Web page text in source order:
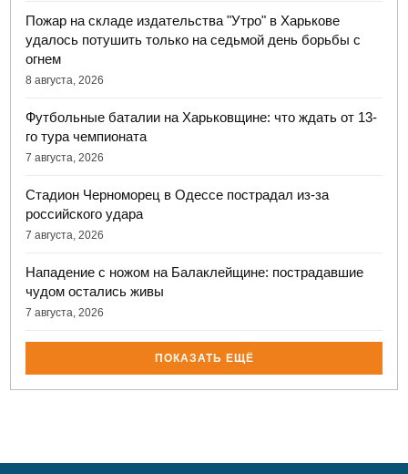
Пожар на складе издательства "Утро" в Харькове
удалось потушить только на седьмой день борьбы с
огнем
8 августа, 2026
Футбольные баталии на Харьковщине: что ждать от 13-
го тура чемпионата
7 августа, 2026
Стадион Черноморец в Одессе пострадал из-за
российского удара
7 августа, 2026
Нападение с ножом на Балаклейщине: пострадавшие
чудом остались живы
7 августа, 2026
ПОКАЗАТЬ ЕЩЁ